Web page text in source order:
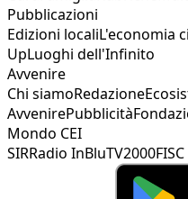
Pubblicazioni
Edizioni localiL'economia
UpLuoghi dell'Infinito
Avvenire
Chi siamoRedazione
AvvenirePubblicità
Mondo CEI
SIRRadio InBluTV2000FISC